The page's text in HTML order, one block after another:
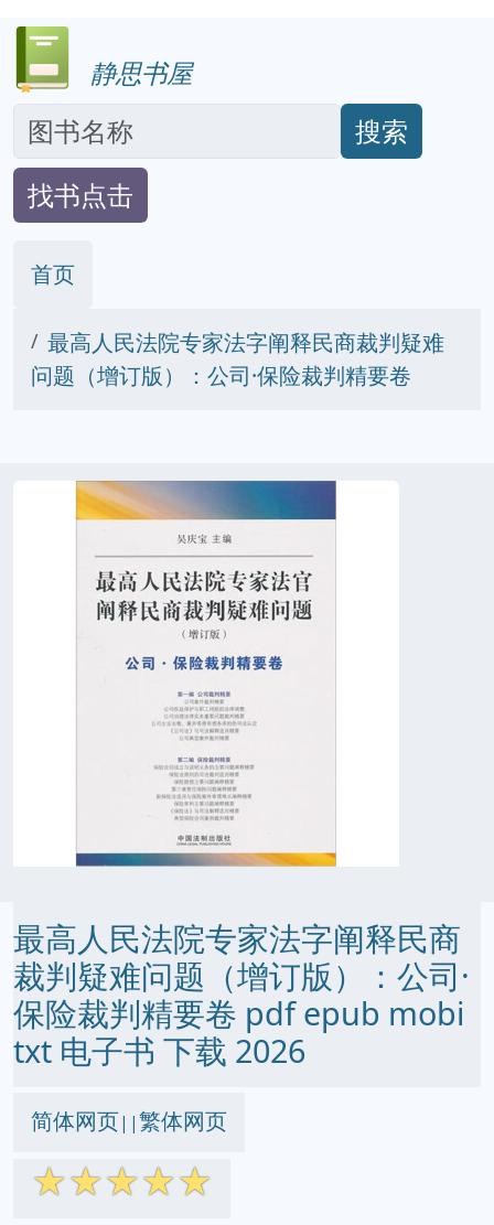
静思书屋
搜索
找书点击
首页
最高人民法院专家法字阐释民商裁判疑难
问题（增订版）：公司·保险裁判精要卷
最高人民法院专家法字阐释民商
裁判疑难问题（增订版）：公司·
保险裁判精要卷 pdf epub mobi
txt 电子书 下载 2026
简体网页||繁体网页
☆☆☆☆☆